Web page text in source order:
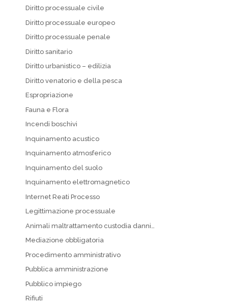
Diritto processuale civile
Diritto processuale europeo
Diritto processuale penale
Diritto sanitario
Diritto urbanistico – edilizia
Diritto venatorio e della pesca
Espropriazione
Fauna e Flora
Incendi boschivi
Inquinamento acustico
Inquinamento atmosferico
Inquinamento del suolo
Inquinamento elettromagnetico
Internet Reati Processo
Legittimazione processuale
Animali maltrattamento custodia danni…
Mediazione obbligatoria
Procedimento amministrativo
Pubblica amministrazione
Pubblico impiego
Rifiuti